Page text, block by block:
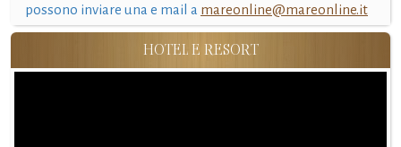
possono inviare una e mail a mareonline@mareonline.it
HOTEL E RESORT